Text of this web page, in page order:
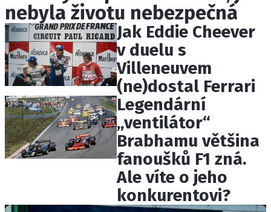
ETICKÝ KODEX
KONTAKT
VYDAVATEL
INZERCE
OSOBNÍ ÚDAJE / COOKIES
Provozovatelem serveru F1NEWS.cz je
INCORP MEDIA GROUP s.r.o., IČ: 118 23 054
nebyla životu nebezpečná
Jak Eddie Cheever
v duelu s
Villeneuvem
(ne)dostal Ferrari
Legendární
„ventilátor“
Brabhamu většina
fanoušků F1 zná.
Ale víte o jeho
konkurentovi?